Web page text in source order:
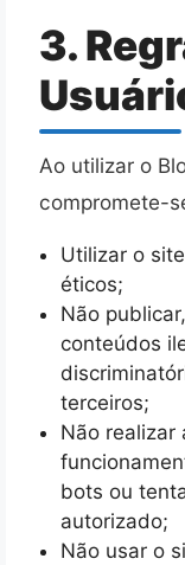
3.
Ao utilizar o
compromete-
Utilizar o
éticos;
Não
conteúdos
terceiros;
Não realizar
bots ou
autorizado;
Não usar o